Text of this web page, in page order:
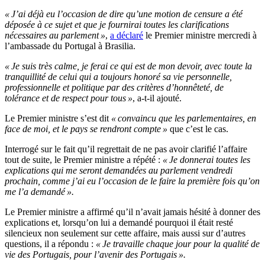
« J’ai déjà eu l’occasion de dire qu’une motion de censure a été
déposée à ce sujet et que je fournirai toutes les clarifications
nécessaires au parlement », a déclaré le Premier ministre mercredi à
l’ambassade du Portugal à Brasilia.
« Je suis très calme, je ferai ce qui est de mon devoir, avec toute la
tranquillité de celui qui a toujours honoré sa vie personnelle,
professionnelle et politique par des critères d’honnêteté, de
tolérance et de respect pour tous », a-t-il ajouté.
Le Premier ministre s’est dit « convaincu que les parlementaires, en
face de moi, et le pays se rendront compte » que c’est le cas.
Interrogé sur le fait qu’il regrettait de ne pas avoir clarifié l’affaire
tout de suite, le Premier ministre a répété : « Je donnerai toutes les
explications qui me seront demandées au parlement vendredi
prochain, comme j’ai eu l’occasion de le faire la première fois qu’on
me l’a demandé ».
Le Premier ministre a affirmé qu’il n’avait jamais hésité à donner des
explications et, lorsqu’on lui a demandé pourquoi il était resté
silencieux non seulement sur cette affaire, mais aussi sur d’autres
questions, il a répondu : « Je travaille chaque jour pour la qualité de
vie des Portugais, pour l’avenir des Portugais ».